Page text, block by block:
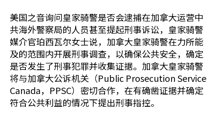
美国之音询问皇家骑警是否会逮捕在加拿大运营中
共海外警察局的人员甚至提起刑事诉讼，皇家骑警
媒介官珀西瓦尔女士说，加拿大皇家骑警在力所能
及的范围内开展刑事调查，以确保公共安全，确定
是否发生了刑事犯罪并收集证据。加拿大皇家骑警
将与加拿大公诉机关（Public Prosecution Service
Canada，PPSC）密切合作，在有确凿证据并确定
符合公共利益的情况下提出刑事指控。